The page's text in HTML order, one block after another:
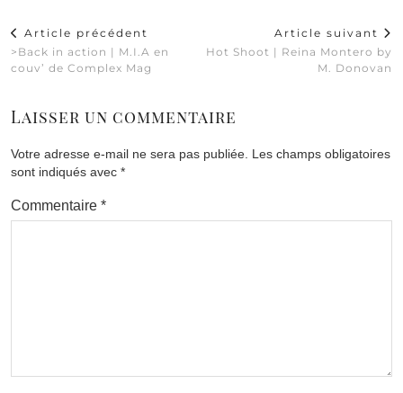
Article précédent
>Back in action | M.I.A en
couv’ de Complex Mag
Article suivant
Hot Shoot | Reina Montero by
M. Donovan
Laisser un commentaire
Votre adresse e-mail ne sera pas publiée. Les champs obligatoires
sont indiqués avec *
Commentaire *